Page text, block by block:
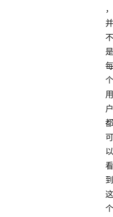
，
并
不
是
每
个
用
户
都
可
以
看
到
这
个